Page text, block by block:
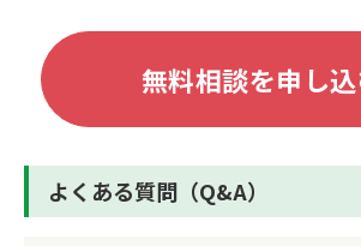
無料相談を申し
よくある質問（Q&A）